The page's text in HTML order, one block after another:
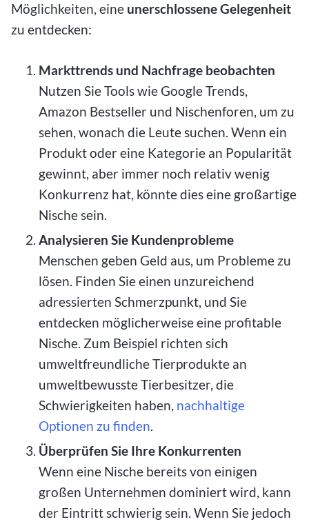
Möglichkeiten, eine unerschlossene Gelegenheit
zu entdecken:
Markttrends und Nachfrage beobachten
Nutzen Sie Tools wie Google Trends,
Amazon Bestseller und Nischenforen, um zu
sehen, wonach die Leute suchen. Wenn ein
Produkt oder eine Kategorie an Popularität
gewinnt, aber immer noch relativ wenig
Konkurrenz hat, könnte dies eine großartige
Nische sein.
Analysieren Sie Kundenprobleme
Menschen geben Geld aus, um Probleme zu
lösen. Finden Sie einen unzureichend
adressierten Schmerzpunkt, und Sie
entdecken möglicherweise eine profitable
Nische. Zum Beispiel richten sich
umweltfreundliche Tierprodukte an
umweltbewusste Tierbesitzer, die
Schwierigkeiten haben, nachhaltige
Optionen zu finden.
Überprüfen Sie Ihre Konkurrenten
Wenn eine Nische bereits von einigen
großen Unternehmen dominiert wird, kann
der Eintritt schwierig sein. Wenn Sie jedoch